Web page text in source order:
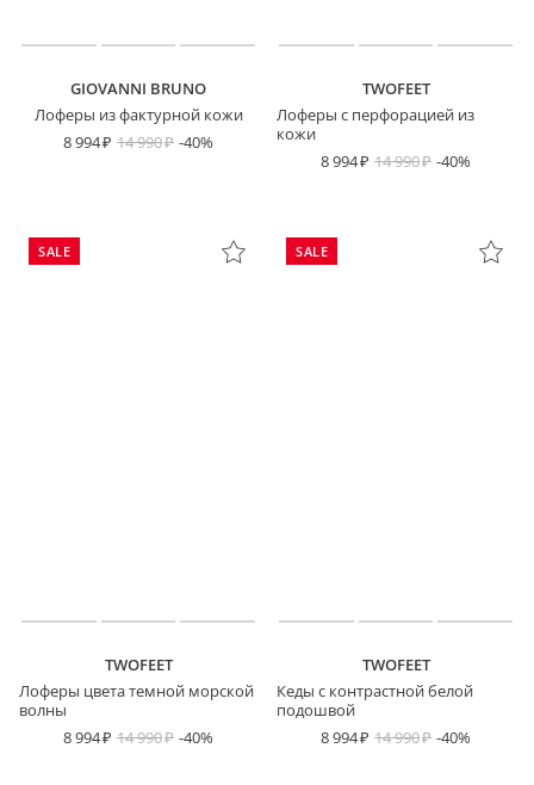
GIOVANNI BRUNO
Лоферы из фактурной кожи
8 994
14 990 -40%
TWOFEET
Лоферы с перфорацией из
кожи
8 994
14 990 -40%
SALE
TWOFEET
Лоферы цвета темной морской
волны
8 994
14 990 -40%
SALE
TWOFEET
Кеды с контрастной белой
подошвой
8 994
14 990 -40%